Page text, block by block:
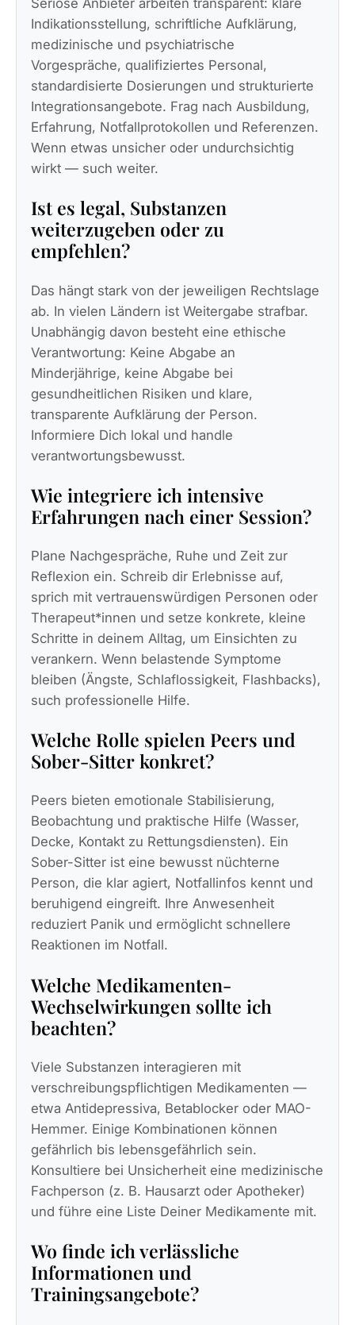
Seriöse Anbieter arbeiten transparent: klare
Indikationsstellung, schriftliche Aufklärung,
medizinische und psychiatrische
Vorgespräche, qualifiziertes Personal,
standardisierte Dosierungen und strukturierte
Integrationsangebote. Frag nach Ausbildung,
Erfahrung, Notfallprotokollen und Referenzen.
Wenn etwas unsicher oder undurchsichtig
wirkt — such weiter.
Ist es legal, Substanzen
weiterzugeben oder zu
empfehlen?
Das hängt stark von der jeweiligen Rechtslage
ab. In vielen Ländern ist Weitergabe strafbar.
Unabhängig davon besteht eine ethische
Verantwortung: Keine Abgabe an
Minderjährige, keine Abgabe bei
gesundheitlichen Risiken und klare,
transparente Aufklärung der Person.
Informiere Dich lokal und handle
verantwortungsbewusst.
Wie integriere ich intensive
Erfahrungen nach einer Session?
Plane Nachgespräche, Ruhe und Zeit zur
Reflexion ein. Schreib dir Erlebnisse auf,
sprich mit vertrauenswürdigen Personen oder
Therapeut*innen und setze konkrete, kleine
Schritte in deinem Alltag, um Einsichten zu
verankern. Wenn belastende Symptome
bleiben (Ängste, Schlaflossigkeit, Flashbacks),
such professionelle Hilfe.
Welche Rolle spielen Peers und
Sober-Sitter konkret?
Peers bieten emotionale Stabilisierung,
Beobachtung und praktische Hilfe (Wasser,
Decke, Kontakt zu Rettungsdiensten). Ein
Sober-Sitter ist eine bewusst nüchterne
Person, die klar agiert, Notfallinfos kennt und
beruhigend eingreift. Ihre Anwesenheit
reduziert Panik und ermöglicht schnellere
Reaktionen im Notfall.
Welche Medikamenten-
Wechselwirkungen sollte ich
beachten?
Viele Substanzen interagieren mit
verschreibungspflichtigen Medikamenten —
etwa Antidepressiva, Betablocker oder MAO-
Hemmer. Einige Kombinationen können
gefährlich bis lebensgefährlich sein.
Konsultiere bei Unsicherheit eine medizinische
Fachperson (z. B. Hausarzt oder Apotheker)
und führe eine Liste Deiner Medikamente mit.
Wo finde ich verlässliche
Informationen und
Trainingsangebote?